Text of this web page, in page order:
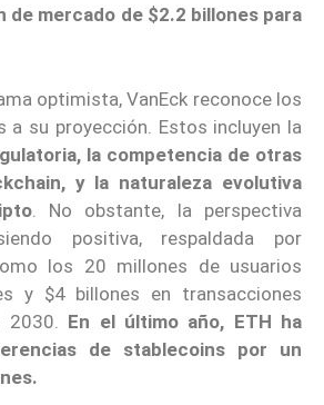
de mercado de $2.2 billones para
optimista, VanEck reconoce los
a su proyección. Estos incluyen la
la competencia de otras
y la naturaleza evolutiva
. No obstante, la perspectiva
positiva, respaldada por
los 20 millones de usuarios
y $4 billones en transacciones
2030.
En el último año, ETH ha
de stablecoins por un